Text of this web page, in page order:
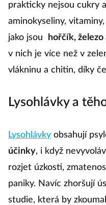
prakticky nejsou cukry
aminokyseliny,
jako jsou
hořčík, železo
v nich je více než v
vlákninu a chitin, díky
Lysohlávky a
Lysohlávky obsahují
účinky, i když
rozjet úzkosti,
paniky. Navíc zhoršují
studie, která by